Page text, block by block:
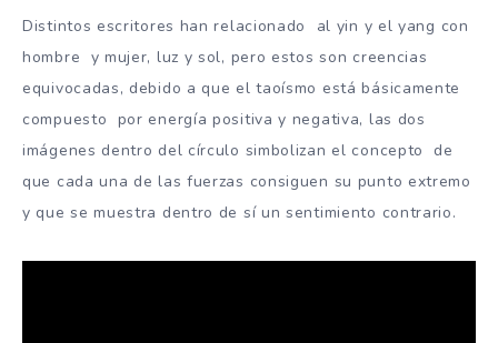
Distintos escritores han relacionado al yin y el yang con
hombre y mujer, luz y sol, pero estos son creencias
equivocadas, debido a que el taoísmo está básicamente
compuesto por energía positiva y negativa, las dos
imágenes dentro del círculo simbolizan el concepto de
que cada una de las fuerzas consiguen su punto extremo
y que se muestra dentro de sí un sentimiento contrario.